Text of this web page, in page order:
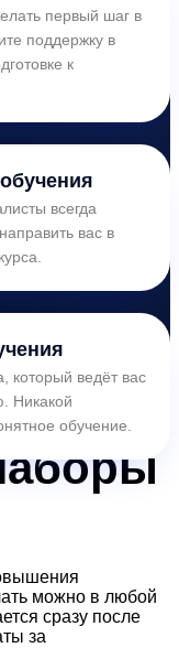
первый шаг в
поддержку в
к
всегда
вас в
который ведёт вас
Никакой
обучение.
можно в любой
сразу после
за